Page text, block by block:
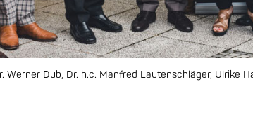
Dub, Dr. h.c. Manfred Lautenschläger, Ulrike